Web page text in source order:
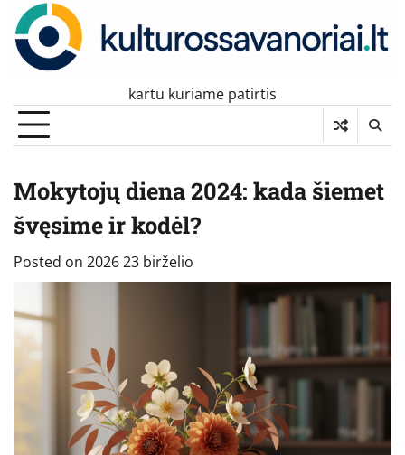
Skip
content
kartu kuriame patirtis
Mokytojų diena 2024: kada šiemet
švęsime ir kodėl?
Posted on 2026 23 birželio